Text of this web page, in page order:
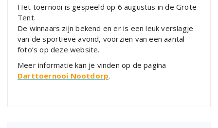
Het toernooi is gespeeld op 6 augustus in de Grote
Tent.
De winnaars zijn bekend en er is een leuk verslagje
van de sportieve avond, voorzien van een aantal
foto’s op deze website.
Meer informatie kan je vinden op de pagina
Darttoernooi Nootdorp.